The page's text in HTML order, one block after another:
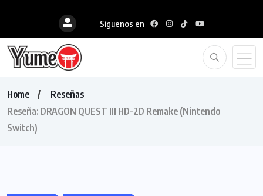
Síguenos en
Home
Reseñas
Reseña: DRAGON QUEST III HD-2D Remake (Nintendo
Switch)